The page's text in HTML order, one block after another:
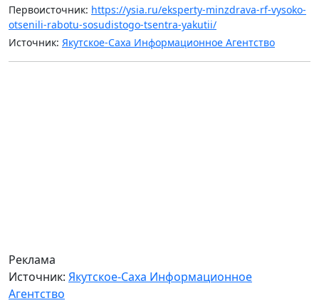
Первоисточник: https://ysia.ru/eksperty-minzdrava-rf-vysoko-
otsenili-rabotu-sosudistogo-tsentra-yakutii/
Источник: Якутское-Саха Информационное Агентство
Реклама
Источник: Якутское-Саха Информационное
Агентство